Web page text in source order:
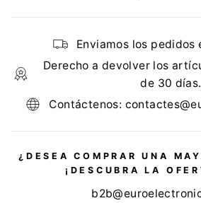
Enviamos los pedidos
Derecho a devolver los
de 30 días.
Contáctenos:
¿DESEA COMPRAR UNA
¡DESCUBRA LA